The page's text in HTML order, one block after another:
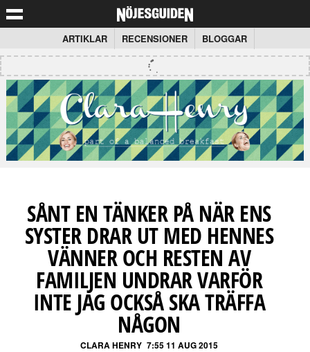
ARTIKLAR RECENSIONER BLOGGAR
SÅNT EN TÄNKER PÅ NÄR ENS
SYSTER DRAR UT MED HENNES
VÄNNER OCH RESTEN AV
FAMILJEN UNDRAR VARFÖR
INTE JAG OCKSÅ SKA TRÄFFA
NÅGON
CLARA HENRY 7:55 11 AUG 2015